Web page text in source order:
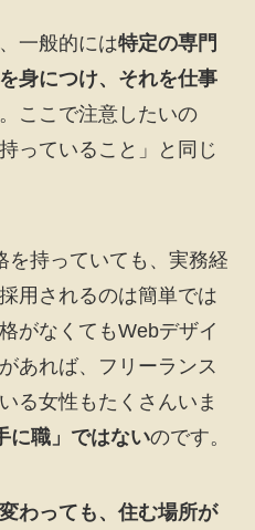
一般的には特定の専門
身につけ、それを仕事
ここで注意したいの
っていること」と同じ
を持っていても、実務経
用されるのは簡単では
がなくてもWebデザイ
あれば、フリーランス
る女性もたくさんいま
に職」ではないのです。
わっても、住む場所が